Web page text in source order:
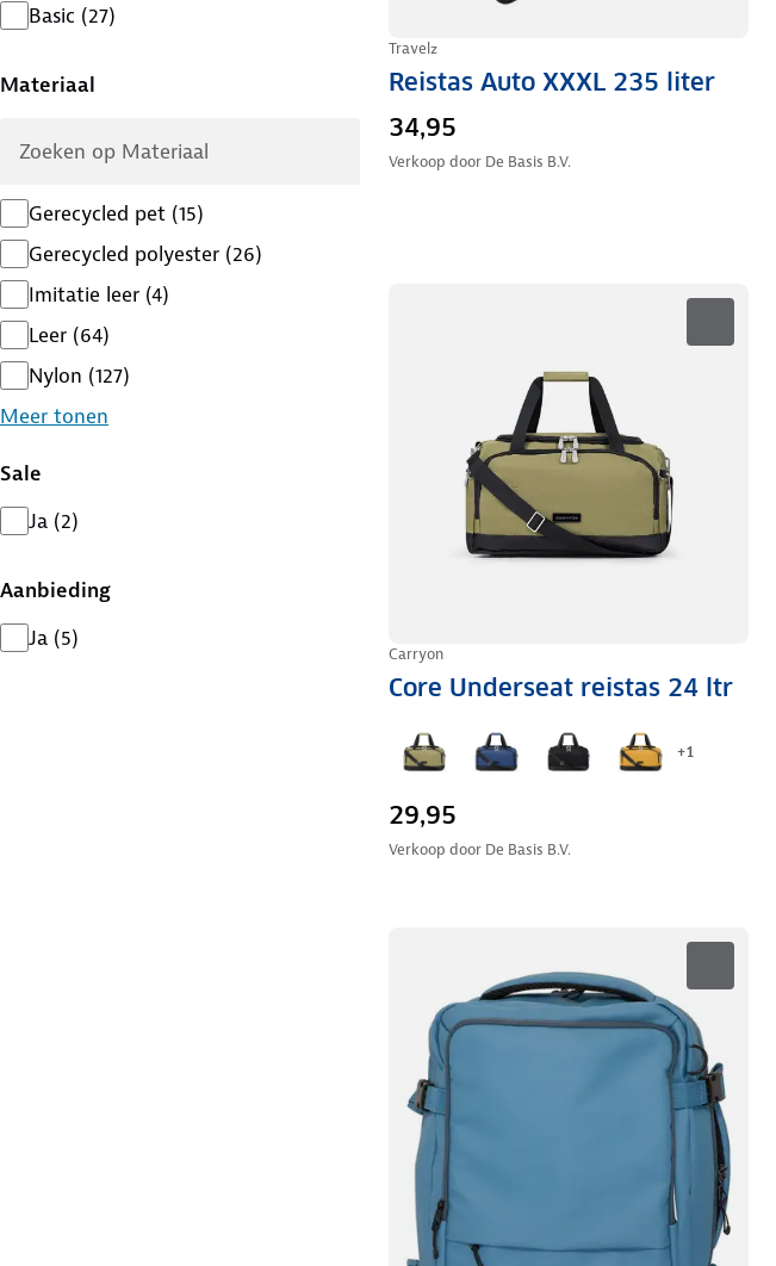
Basic (27)
Materiaal
Gerecycled pet (15)
Gerecycled polyester (26)
Imitatie leer (4)
Leer (64)
Nylon (127)
Meer tonen
Sale
Ja (2)
Aanbieding
Ja (5)
Travelz
Reistas Auto XXXL 235 liter
34,95
Verkoop door De Basis B.V.
Carryon
Core Underseat reistas 24 ltr
+1
29,95
Verkoop door De Basis B.V.